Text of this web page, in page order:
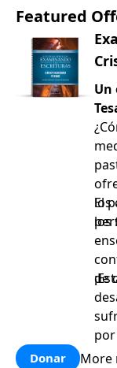
Featured
Un
los
El
los
de
Donar More